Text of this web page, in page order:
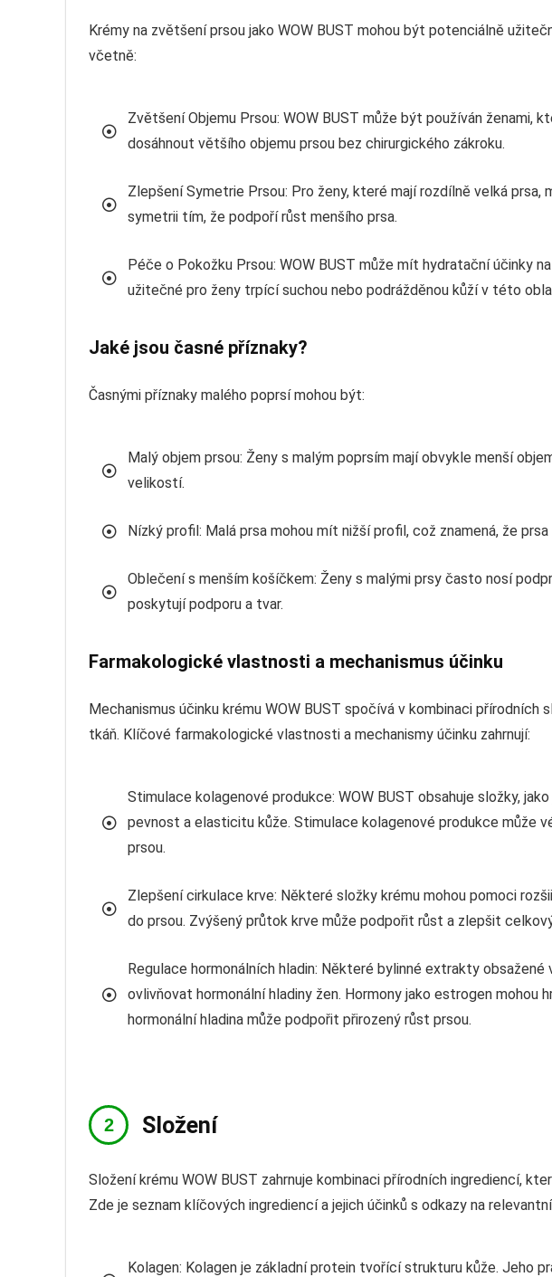
Krémy na zvětšení prsou jako WOW BUST mohou být potenciálně
včetně:
Zvětšení Objemu Prsou: WOW BUST může být používán ženami,
dosáhnout většího objemu prsou bez chirurgického zákroku.
Zlepšení Symetrie Prsou: Pro ženy, které mají rozdílně velká prsa,
symetrii tím, že podpoří růst menšího prsa.
Péče o Pokožku Prsou: WOW BUST může mít hydratační účinky
užitečné pro ženy trpící suchou nebo podrážděnou kůží v této
Jaké jsou časné příznaky?
Časnými příznaky malého poprsí mohou být:
Malý objem prsou: Ženy s malým poprsím mají obvykle menší
velikostí.
Nízký profil: Malá prsa mohou mít nižší profil, což znamená, že
Oblečení s menším košíčkem: Ženy s malými prsy často nosí
poskytují podporu a tvar.
Farmakologické vlastnosti a mechanismus účinku
Mechanismus účinku krému WOW BUST spočívá v kombinaci přírodních
tkáň. Klíčové farmakologické vlastnosti a mechanismy účinku zahrnují:
Stimulace kolagenové produkce: WOW BUST obsahuje složky,
pevnost a elasticitu kůže. Stimulace kolagenové produkce může
prsou.
Zlepšení cirkulace krve: Některé složky krému mohou pomoci
do prsou. Zvýšený průtok krve může podpořit růst a zlepšit
Regulace hormonálních hladin: Některé bylinné extrakty obsažené
ovlivňovat hormonální hladiny žen. Hormony jako estrogen mohou
hormonální hladina může podpořit přirozený růst prsou.
Složení
Složení krému WOW BUST zahrnuje kombinaci přírodních ingrediencí,
Zde je seznam klíčových ingrediencí a jejich účinků s odkazy na
Kolagen: Kolagen je základní protein tvořící strukturu kůže. Jeho